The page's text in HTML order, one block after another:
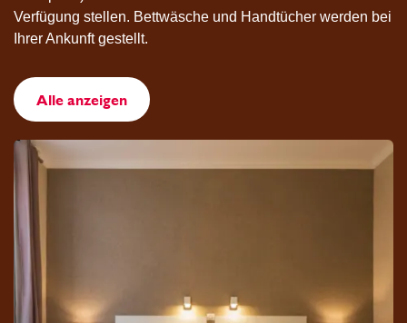
Verfügung stellen. Bettwäsche und Handtücher werden bei
Ihrer Ankunft gestellt.
Alle anzeigen